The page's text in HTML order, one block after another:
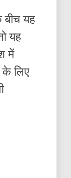
बीच यह
यह
में
लिए